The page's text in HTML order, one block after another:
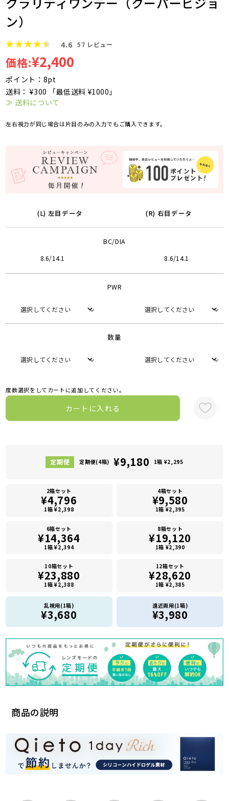
商品の説明
ン）
4.6 57 レビュー
価格:¥2,400
ポイント：8pt
送料： ¥300 「最低送料 ¥1000」
≫ 送料について
左右視力が同じ場合は片目のみの入力でもご購入できます。
(L) 左目データ (R) 右目データ
BC/DIA
8.6/14.1 8.6/14.1
PWR
数量
度数選択をしてカートに追加してください。
カートに入れる
定期便(4箱) ¥9,180 1箱 ¥2,295
2箱セット
¥4,796
1箱 ¥2,398
4箱セット
¥9,580
1箱 ¥2,395
6箱セット
¥14,364
1箱 ¥2,394
8箱セット
¥19,120
1箱 ¥2,390
10箱セット
¥23,880
1箱 ¥2,388
12箱セット
¥28,620
1箱 ¥2,385
乱視用(1箱)
¥3,680
遠近両用(1箱)
¥3,980